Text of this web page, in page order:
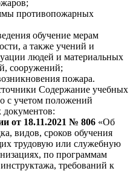
противопожарных
обучение мерам
а также учений и
людей и материальных
сооружений;
пожара.
Содержание учебных
с учетом положений
от 18.11.2021 № 806 «Об
видов, сроков обучения
трудовую или служебную
по программам
требований к